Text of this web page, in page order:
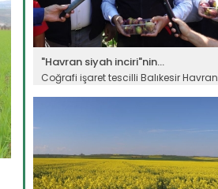
"Havran siyah inciri"nin...
Coğrafi işaret tescilli Balıkesir Havran